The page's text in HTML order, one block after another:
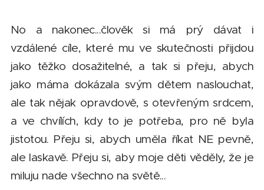
No a nakonec...člověk si má prý dávat i
vzdálené cíle, které mu ve skutečnosti přijdou
jako těžko dosažitelné, a tak si přeju, abych
jako máma dokázala svým dětem naslouchat,
ale tak nějak opravdově, s otevřeným srdcem,
a ve chvílích, kdy to je potřeba, pro ně byla
jistotou. Přeju si, abych uměla říkat NE pevně,
ale laskavě. Přeju si, aby moje děti věděly, že je
miluju nade všechno na světě...